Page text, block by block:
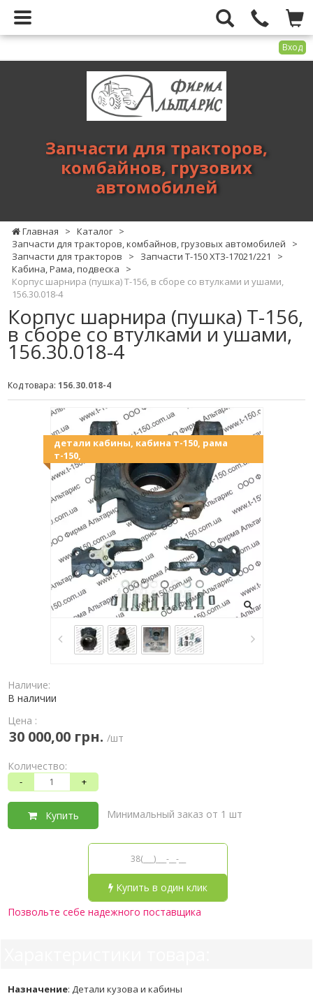
Вход
тракторов,
комбайнов,
Запчасти для тракторов,
комбайнов, грузових
автомобилей
Главная > Каталог >
Запчасти для тракторов, комбайнов, грузовых автомобилей
>
Запчасти для тракторов
> Запчасти Т-150 ХТЗ-17021/221
>
Кабина, Рама, подвеска
>
Корпус шарнира (пушка) Т-156, в сборе со втулками и ушами,
156.30.018-4
Корпус шарнира (пушка) Т-156,
в сборе со втулками и ушами,
156.30.018-4
Код товара: 156.30.018-4
детали кабины, кабина т-150, рама
т-150,
Наличие:
В наличии
Цена :
30 000,00 грн. /шт
Количество:
- +
Купить Минимальный заказ от 1 шт
Купить в один клик
Позвольте себе надежного поставщика
Назначение: Детали кузова и кабины